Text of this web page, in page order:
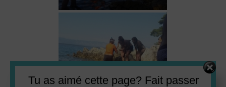
Tu as aimé cette page? Fait passer
Set Youtube Channel ID